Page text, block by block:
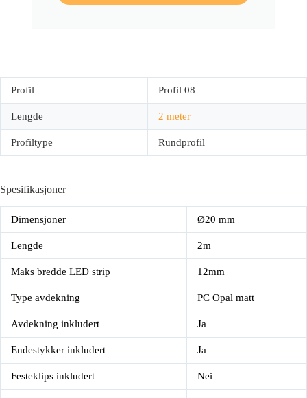
Profil Profil 08
Lengde 2 meter
Profiltype Rundprofil
Spesifikasjoner
Dimensjoner Ø20 mm
Lengde 2m
Maks bredde LED strip 12mm
Type avdekning PC Opal matt
Avdekning inkludert Ja
Endestykker inkludert Ja
Festeklips inkludert Nei